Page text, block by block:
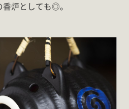
炉としても◎。